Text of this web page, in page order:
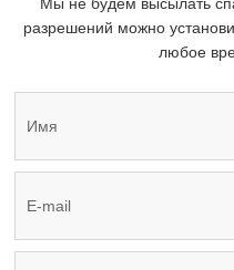
разрешений можно
любое